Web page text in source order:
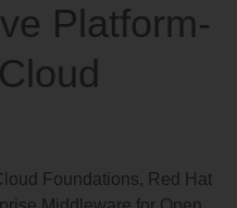
Platform-
Foundations, Red Hat